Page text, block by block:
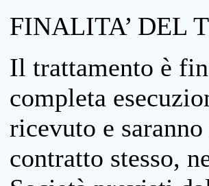
FINALITA’ DEL
Il trattamento è
completa
ricevuto e
contratto stesso,